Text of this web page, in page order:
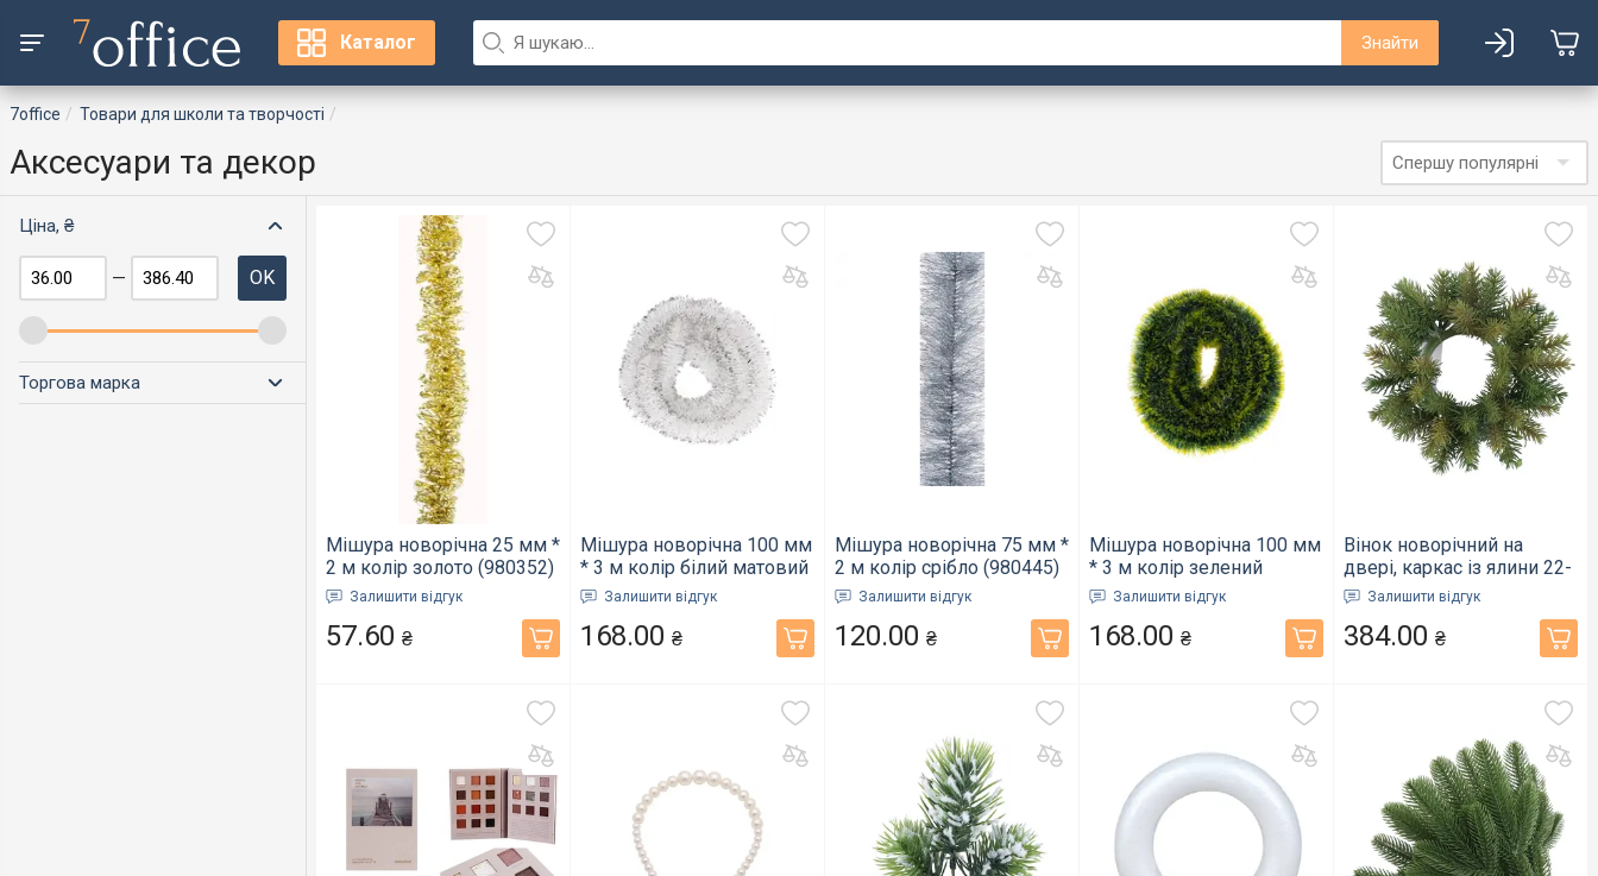
Каталог Знайти
7office Товари для школи та творчості
Аксесуари та декор Спершу популярні
Ціна, ₴
— OK
Торгова марка
Мішура новорічна 25 мм *
2 м колір золото (980352)
Залишити відгук
57.60 ₴
Мішура новорічна 100 мм
* 3 м колір білий матовий
Залишити відгук
168.00 ₴
Мішура новорічна 75 мм *
2 м колір срібло (980445)
Залишити відгук
120.00 ₴
Мішура новорічна 100 мм
* 3 м колір зелений
металік (980325)
Залишити відгук
168.00 ₴
Вінок новорічний на
двері, каркас із ялини 22-
24 см (3248)
Залишити відгук
384.00 ₴